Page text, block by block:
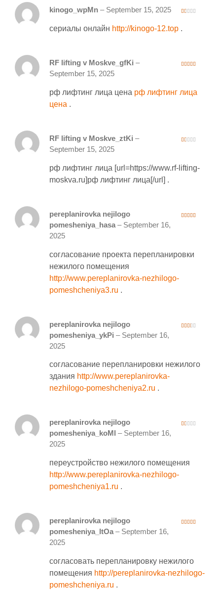
kinogo_wpMn – September 15, 2025
сериалы онлайн http://kinogo-12.top .
RF lifting v Moskve_gfKi –
September 15, 2025
рф лифтинг лица цена рф лифтинг лица
цена .
5
RF lifting v Moskve_ztKi –
September 15, 2025
рф лифтинг лица [url=https://www.rf-lifting-
moskva.ru]рф лифтинг лица[/url] .
pereplanirovka nejilogo
pomesheniya_hasa – September 16,
2025
согласование проекта перепланировки
нежилого помещения
http://www.pereplanirovka-nezhilogo-
pomeshcheniya3.ru .
pereplanirovka nejilogo
pomesheniya_ykPi – September 16,
2025
согласование перепланировки нежилого
здания http://www.pereplanirovka-
nezhilogo-pomeshcheniya2.ru .
pereplanirovka nejilogo
pomesheniya_koMl
– September 16,
2025
переустройство нежилого помещения
http://www.pereplanirovka-nezhilogo-
pomeshcheniya1.ru .
pereplanirovka nejilogo
pomesheniya_ltOa – September 16,
2025
согласовать перепланировку нежилого
помещения http://pereplanirovka-nezhilogo-
pomeshcheniya.ru .